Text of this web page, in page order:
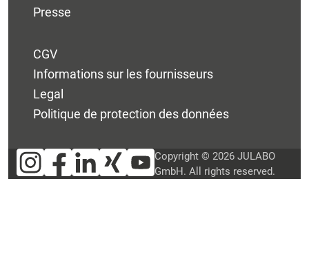
Presse
CGV
Informations sur les fournisseurs
Legal
Politique de protection des données
Copyright © 2026 JULABO
GmbH. All rights reserved.